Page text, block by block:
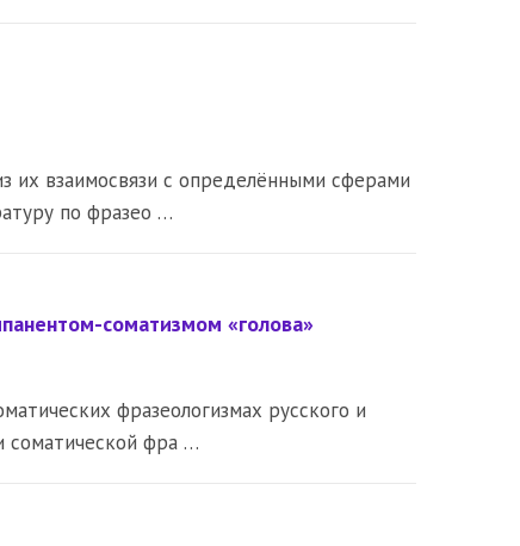
их взаимосвязи с определёнными сферами
по фразео …
соматизмом «голова»
фразеологизмах русского и
соматической фра …